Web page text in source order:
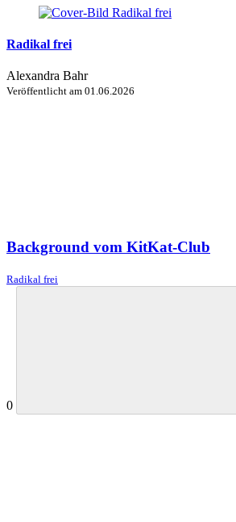
Radikal frei
Alexandra Bahr
Veröffentlicht am 01.06.2026
Background vom KitKat-Club
Radikal frei
0